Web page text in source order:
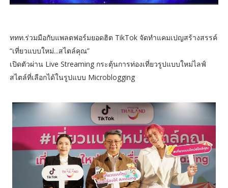
ททท.ร่วมมือกับแพลตฟอร์มยอดฮิต TikTok จัดทำแคมเปญสร้างสรรค์
“เที่ยวแบบใหม่...สไตล์คุณ”
เปิดตัวผ่าน Live Streaming กระตุ้นการท่องเที่ยวรูปแบบใหม่ไลฟ์
สไตล์ที่เลือกได้ในรูปแบบ Microblogging